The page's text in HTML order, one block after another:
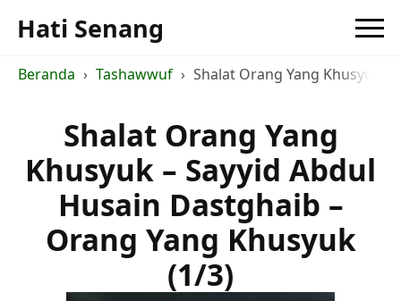
Hati Senang
Beranda Tashawwuf Shalat Orang Yang Khusyuk -
Shalat Orang Yang
Khusyuk – Sayyid Abdul
Husain Dastghaib –
Orang Yang Khusyuk
(1/3)